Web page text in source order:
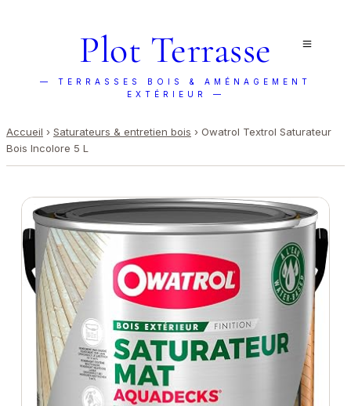
Plot Terrasse
— TERRASSES BOIS & AMÉNAGEMENT
EXTÉRIEUR —
Accueil › Saturateurs & entretien bois › Owatrol Textrol Saturateur
Bois Incolore 5 L